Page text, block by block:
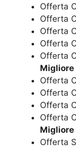
Offerta
Offerta
Offerta
Offerta
Offerta
Migliore
Offerta
Offerta
Offerta
Offerta
Migliore
Offerta